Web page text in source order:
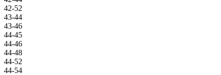
42-52
43-44
43-46
44-45
44-46
44-48
44-52
44-54